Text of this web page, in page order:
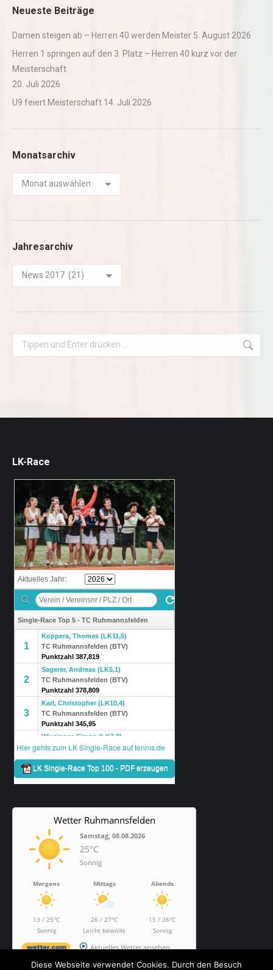
Neueste Beiträge
Damen steigen ab – Herren 40 werden Meister 5. August 2026
Herren 1 springen auf den 3. Platz – Herren 40 kurz vor der
Meisterschaft
20. Juli 2026
U9 feiert Meisterschaft 14. Juli 2026
Monatsarchiv
Monatsarchiv
Jahresarchiv
Jahresarchiv
Search:
LK-Race
Wetter Ruhmannsfelden
Samstag, 08.08.2026
25°C
Sonnig
Morgens
13 / 25°C
Sonnig
Mittags
26 / 27°C
Leicht bewölkt
Abends
15 / 26°C
Sonnig
Aktuelles Wetter ansehen
Diese Webseite verwendet Cookies. Durch den Besuch